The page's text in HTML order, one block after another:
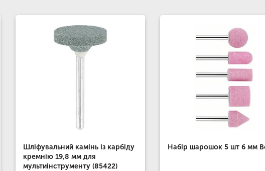
Шліфувальний камінь із карбіду
кремнію 19,8 мм для
мультиінструменту (85422)
Набір шарошок 5 шт 6 мм